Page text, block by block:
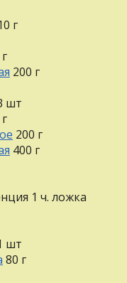
г
г
200 г
шт
г
200 г
400 г
1 ч. ложка
шт
80 г